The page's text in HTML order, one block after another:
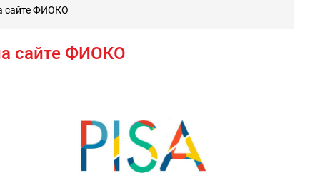
сайте ФИОКО
сайте ФИОКО